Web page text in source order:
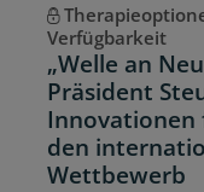
Verfügbarkeit
„Welle an
Präsident
Innovationen
den
Wettbewerb